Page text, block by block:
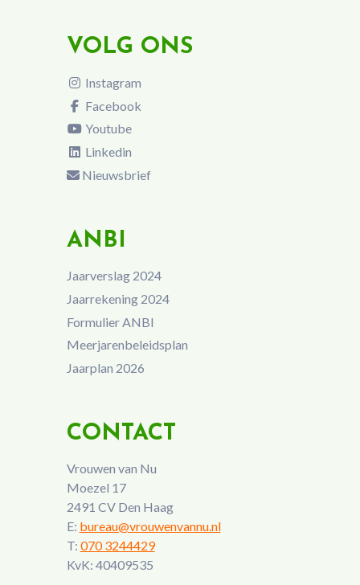
VOLG ONS
Instagram
Facebook
Youtube
Linkedin
Nieuwsbrief
ANBI
Jaarverslag 2024
Jaarrekening 2024
Formulier ANBI
Meerjarenbeleidsplan
Jaarplan 2026
CONTACT
Vrouwen van Nu
Moezel 17
2491 CV Den Haag
E: bureau@vrouwenvannu.nl
T: 070 3244429
KvK: 40409535